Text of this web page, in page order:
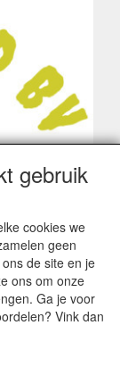
gebruik
cookies we
geen
de site en je
ons om onze
Ga je voor
Vink dan